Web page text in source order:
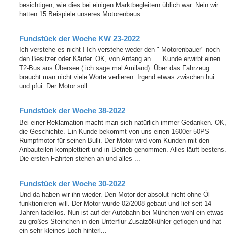
besichtigen, wie dies bei einigen Marktbegleitern üblich war. Nein wir
hatten 15 Beispiele unseres Motorenbaus...
Fundstück der Woche KW 23-2022
Ich verstehe es nicht ! Ich verstehe weder den " Motorenbauer" noch
den Besitzer oder Käufer. OK, von Anfang an..... Kunde erwirbt einen
T2-Bus aus Übersee ( ich sage mal Amiland). Über das Fahrzeug
braucht man nicht viele Worte verlieren. Irgend etwas zwischen hui
und pfui. Der Motor soll...
Fundstück der Woche 38-2022
Bei einer Reklamation macht man sich natürlich immer Gedanken. OK,
die Geschichte. Ein Kunde bekommt von uns einen 1600er 50PS
Rumpfmotor für seinen Bulli. Der Motor wird vom Kunden mit den
Anbauteilen komplettiert und in Betrieb genommen. Alles läuft bestens.
Die ersten Fahrten stehen an und alles ...
Fundstück der Woche 30-2022
Und da haben wir ihn wieder. Den Motor der absolut nicht ohne Öl
funktionieren will. Der Motor wurde 02/2008 gebaut und lief seit 14
Jahren tadellos. Nun ist auf der Autobahn bei München wohl ein etwas
zu großes Steinchen in den Unterflur-Zusatzölkühler geflogen und hat
ein sehr kleines Loch hinterl...